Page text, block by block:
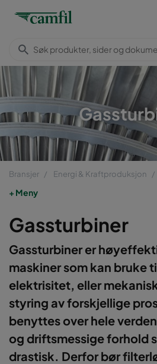
Bransjer Energi & Kraftproduksjon
Meny
Gassturbiner
Gassturbiner er
maskiner som kan bruke
elektrisitet, eller
styring av forskjellige
benyttes over hele
og driftsmessige forhold
drastisk. Derfor bør